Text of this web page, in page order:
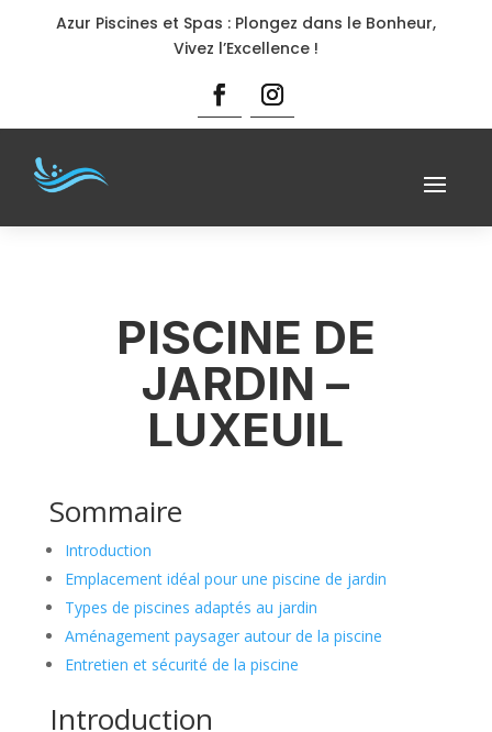
Azur Piscines et Spas : Plongez dans le Bonheur,
Vivez l’Excellence !
PISCINE DE
JARDIN –
LUXEUIL
Sommaire
Introduction
Emplacement idéal pour une piscine de jardin
Types de piscines adaptés au jardin
Aménagement paysager autour de la piscine
Entretien et sécurité de la piscine
Introduction